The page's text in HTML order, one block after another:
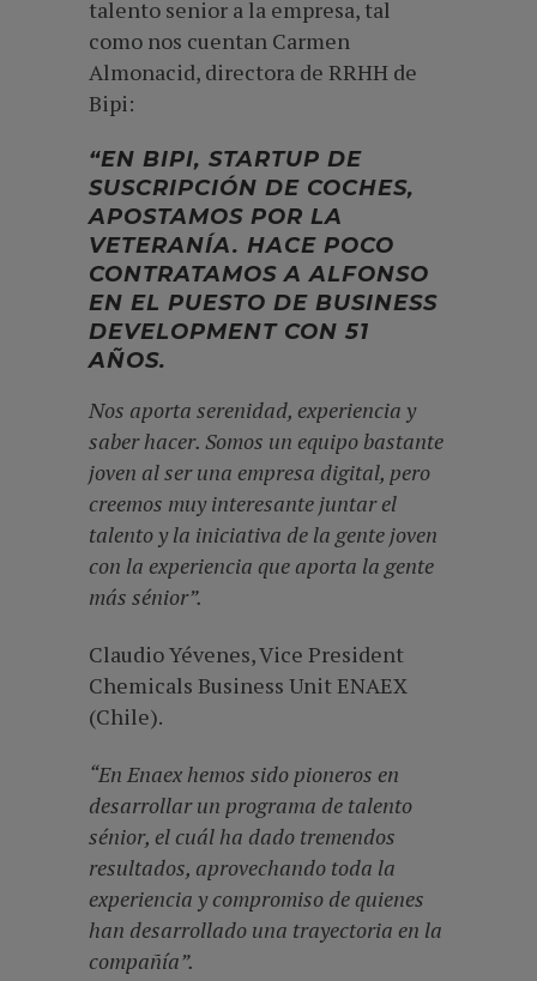
talento senior a la empresa, tal
como nos cuentan Carmen
Almonacid, directora de RRHH de
Bipi:
“EN BIPI, STARTUP DE
SUSCRIPCIÓN DE COCHES,
APOSTAMOS POR LA
VETERANÍA. HACE POCO
CONTRATAMOS A ALFONSO
EN EL PUESTO DE BUSINESS
DEVELOPMENT CON 51
AÑOS.
Nos aporta serenidad, experiencia y
saber hacer. Somos un equipo bastante
joven al ser una empresa digital, pero
creemos muy interesante juntar el
talento y la iniciativa de la gente joven
con la experiencia que aporta la gente
más sénior”.
Claudio Yévenes, Vice President
Chemicals Business Unit ENAEX
(Chile).
“En Enaex hemos sido pioneros en
desarrollar un programa de talento
sénior, el cuál ha dado tremendos
resultados, aprovechando toda la
experiencia y compromiso de quienes
han desarrollado una trayectoria en la
compañía”.